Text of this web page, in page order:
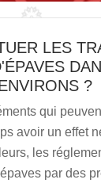
LES
?
qui
avoir un effet
les
par des